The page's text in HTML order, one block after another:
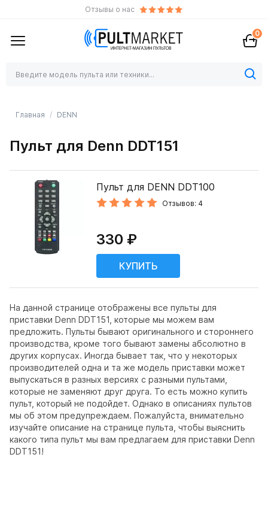
Отзывы о нас
0
Главная DENN
Пульт для Denn DDT151
На данной странице отображены все пульты для
приставки Denn DDT151, которые мы можем вам
предложить. Пульты бывают оригинального и стороннего
производства, кроме того бывают замены абсолютно в
других корпусах. Иногда бывает так, что у некоторых
производителей одна и та же модель приставки может
выпускаться в разных версиях с разными пультами,
которые не заменяют друг друга. То есть можно купить
пульт, который не подойдет. Однако в описаниях пультов
мы об этом предупреждаем. Пожалуйста, внимательно
изучайте описание на странице пульта, чтобы выяснить
какого типа пульт мы вам предлагаем для приставки Denn
DDT151!
Пульт для DENN DDT100
Отзывов: 4
330 ₽